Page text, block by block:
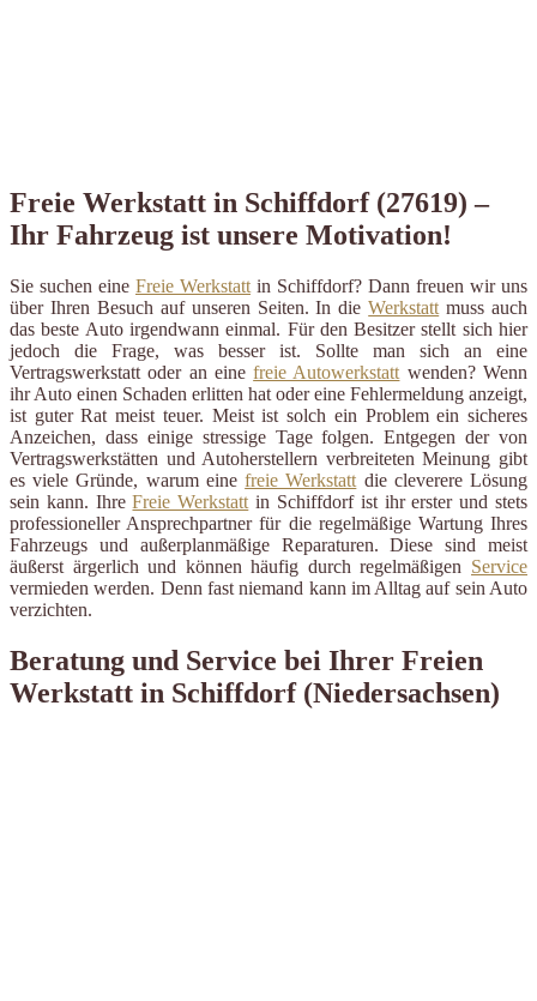
Freie Werkstatt in Schiffdorf (27619) –
Ihr Fahrzeug ist unsere Motivation!
Sie suchen eine Freie Werkstatt in Schiffdorf? Dann freuen wir uns
über Ihren Besuch auf unseren Seiten. In dieWerkstatt muss auch
das beste Auto irgendwann einmal. Für den Besitzer stellt sich hier
jedoch die Frage, was besser ist. Sollte man sich an eine
Vertragswerkstatt oder an einefreie Autowerkstatt wenden? Wenn
ihr Auto einen Schaden erlitten hat oder eine Fehlermeldung anzeigt,
ist guter Rat meist teuer. Meist ist solch ein Problem ein sicheres
Anzeichen, dass einige stressige Tage folgen. Entgegen der von
Vertragswerkstätten und Autoherstellern verbreiteten Meinung gibt
es viele Gründe, warum einefreie Werkstatt die cleverere Lösung
sein kann. IhreFreie Werkstatt in Schiffdorf ist ihr erster und stets
professioneller Ansprechpartner für die regelmäßige Wartung Ihres
Fahrzeugs und außerplanmäßige Reparaturen. Diese sind meist
äußerst ärgerlich und können häufig durch regelmäßigen Service
vermieden werden. Denn fast niemand kann im Alltag auf sein Auto
verzichten.
Beratung und Service bei Ihrer Freien
Werkstatt in Schiffdorf (Niedersachsen)